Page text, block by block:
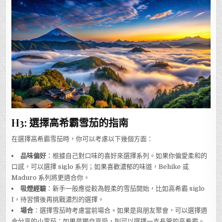
H3: 選擇高希霸雪茄的指南
在選擇高希霸雪茄時，你可以考慮以下幾個方面：
品味偏好 ：根據自己對口味的喜好來選擇系列。如果你偏愛柔和的
口感，可以選擇 siglo 系列；如果喜歡濃郁的味道，Behike 或
Maduro 系列將更適合你。
吸煙經驗 ：新手一般應從較為輕柔的雪茄開始，比如高希霸 siglo
I，待習慣後再挑戰濃烈的選擇。
場合 ：選擇雪茄時考慮當前場合。如果是與朋友聚會，可以選擇適